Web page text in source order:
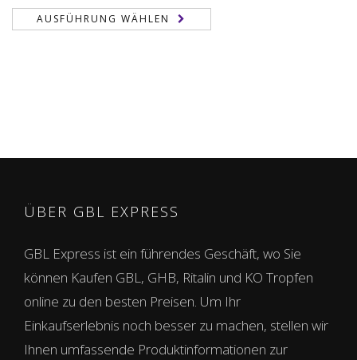
190,00 €
bis
AUSFÜHRUNG WÄHLEN
ÜBER GBL EXPRESS
GBL Express ist ein führendes Geschäft, wo Sie
können Kaufen GBL, GHB, Ritalin und KO Tropfen
online zu den besten Preisen. Um Ihr
Einkaufserlebnis noch besser zu machen, stellen wir
Ihnen umfassende Produktinformationen zur